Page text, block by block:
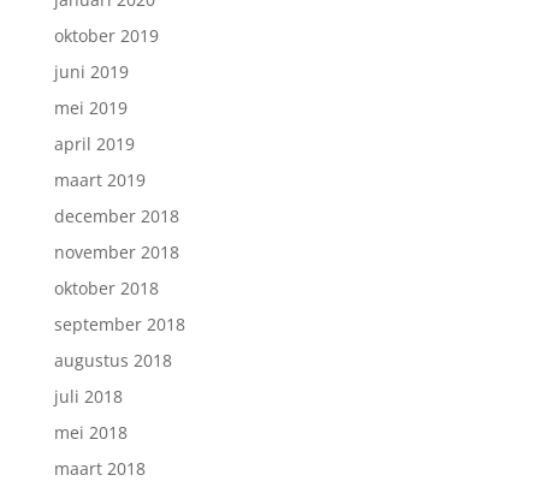
oktober 2019
juni 2019
mei 2019
april 2019
maart 2019
december 2018
november 2018
oktober 2018
september 2018
augustus 2018
juli 2018
mei 2018
maart 2018